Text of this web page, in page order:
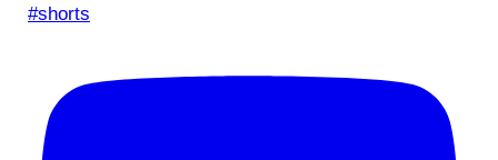
#shorts